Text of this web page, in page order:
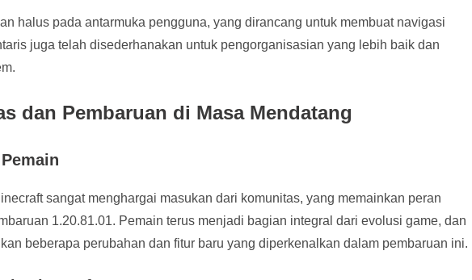
halus pada antarmuka pengguna, yang dirancang untuk membuat navigasi
juga telah disederhanakan untuk pengorganisasian yang lebih baik dan
dan Pembaruan di Masa Mendatang
sangat menghargai masukan dari komunitas, yang memainkan peran
1.20.81.01. Pemain terus menjadi bagian integral dari evolusi game, dan
beberapa perubahan dan fitur baru yang diperkenalkan dalam pembaruan ini.